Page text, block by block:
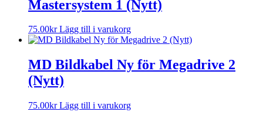
Mastersystem 1 (Nytt)
75.00kr Lägg till i varukorg
MD Bildkabel Ny för Megadrive 2
(Nytt)
75.00kr Lägg till i varukorg